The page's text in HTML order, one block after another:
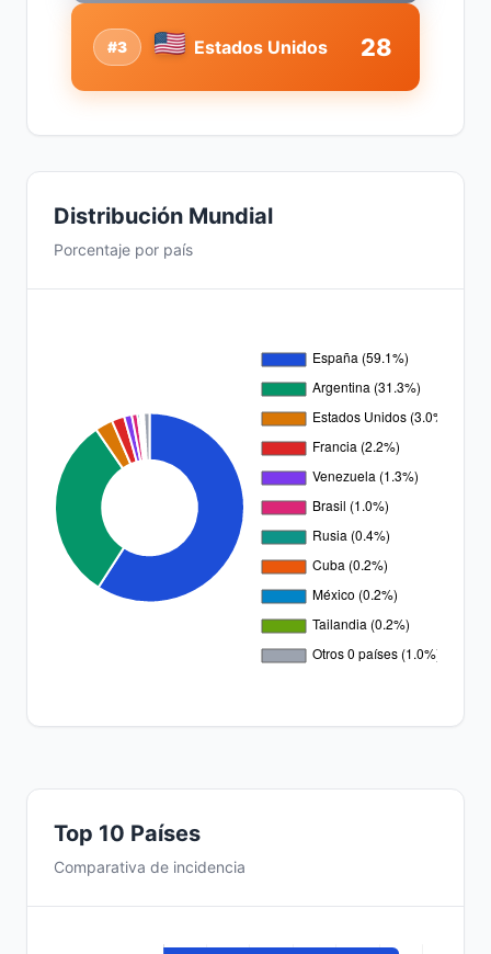
#3 Estados Unidos 28
Distribución Mundial
Porcentaje por país
Top 10 Países
Comparativa de incidencia